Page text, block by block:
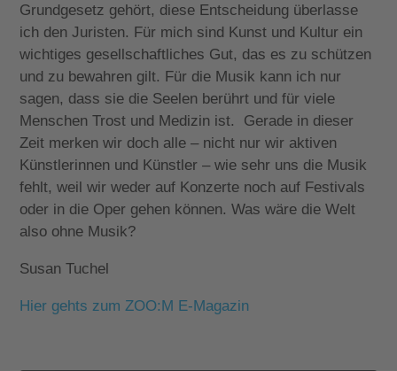
Grundgesetz gehört, diese Entscheidung überlasse
ich den Juristen. Für mich sind Kunst und Kultur ein
wichtiges gesellschaftliches Gut, das es zu schützen
und zu bewahren gilt. Für die Musik kann ich nur
sagen, dass sie die Seelen berührt und für viele
Menschen Trost und Medizin ist. Gerade in dieser
Zeit merken wir doch alle – nicht nur wir aktiven
Künstlerinnen und Künstler – wie sehr uns die Musik
fehlt, weil wir weder auf Konzerte noch auf Festivals
oder in die Oper gehen können. Was wäre die Welt
also ohne Musik?
Susan Tuchel
Hier gehts zum ZOO:M E-Magazin